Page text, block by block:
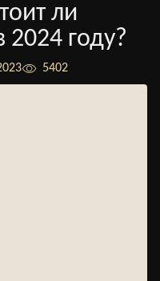
ли
2024 году?
5402